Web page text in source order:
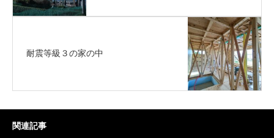
耐震等級３の家の中
関連記事